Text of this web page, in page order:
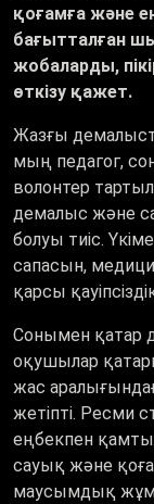
қоғамға және
бағытталған
жобаларды,
өткізу қажет.
Жазғы
мың педагог,
волонтер
демалыс және
болуы тиіс.
сапасын,
қарсы
Сонымен қатар
оқушылар
жас
жетіпті. Ресми
еңбекпен
сауық және
маусымдық